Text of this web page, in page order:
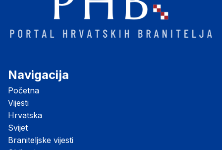
Navigacija
Početna
Vijesti
Hrvatska
Svijet
Braniteljske vijesti